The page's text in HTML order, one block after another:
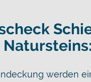
werden